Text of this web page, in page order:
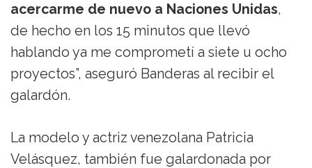
acercarme de nuevo a Naciones Unidas,
de hecho en los 15 minutos que llevó
hablando ya me comprometí a siete u ocho
proyectos”, aseguró Banderas al recibir el
galardón.
La modelo y actriz venezolana Patricia
Velásquez, también fue galardonada por